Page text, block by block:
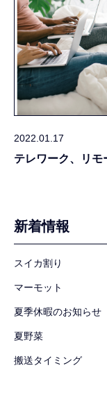
2022.01.17
テレワーク、リ
新着情報
スイカ割り
マーモット
夏季休暇のお知らせ
夏野菜
搬送タイミング